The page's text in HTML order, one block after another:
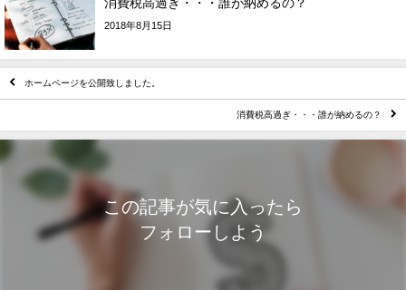
2018年8月15日
ホームページを公開致しました。
消費税高過ぎ・・・誰が納めるの？
この記事が気に入ったら
フォローしよう